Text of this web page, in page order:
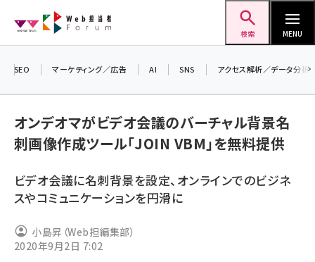
ン
検索 MENU
ai (2820)
note (2322)
SEO マーケティング／広告 AI SNS アクセス解析／データ分析
オンデオマがビデオ会議のバーチャル背景名
刺画像作成ツール「JOIN VBM」を無料提供
ビデオ会議に名刺背景を設定、オンラインでのビジネ
スやコミュニケーションを円滑に
小島昇（Web担編集部）
2020年9月2日 7:02